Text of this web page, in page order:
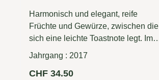
Harmonisch und elegant, reife
Früchte und Gewürze, zwischen die
sich eine leichte Toastnote legt. Im
Gaumen perfektes Gleichgewicht
zwischen imposanter Struktur,
ausgefüllt von einem dichten,
Jahrgang : 2017
Regulärer Preis:
CHF 34.50